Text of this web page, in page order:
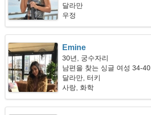
달라만
우정
Emine
30년, 궁수자리
남편을 찾는 싱글 여성 34-40
달라만, 터키
사랑, 화학